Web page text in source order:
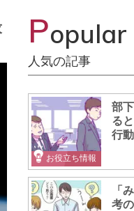
Popular
人気の記事
お役立ち情報
部
る
行
「
考